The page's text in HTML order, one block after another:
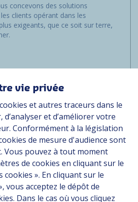
concevons des solutions
clients opérant dans les
exigeants, que ce soit sur terre,
vie privée
et autres traceurs dans le
et d’améliorer votre
Conformément à la législation
de mesure d'audience sont
Vous pouvez à tout moment
de cookies en cliquant sur le
cookies ». En cliquant sur le
vous acceptez le dépôt de
Dans le cas où vous cliquez